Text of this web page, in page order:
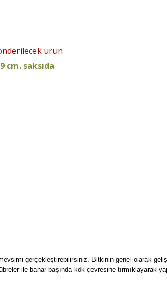
ürün
9 cm. saksıda
gerçekleştirebilirsiniz. Bitkinin genel olarak
ile bahar başında kök çevresine tırmıklayarak